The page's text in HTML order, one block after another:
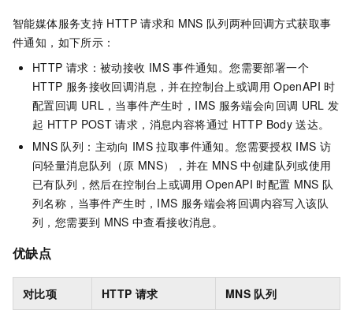
智能媒体服务支持 HTTP 请求和 MNS 队列两种回调方式获取事
件通知，如下所示：
HTTP 请求：被动接收 IMS 事件通知。您需要部署一个
HTTP 服务接收回调消息，并在控制台上或调用 OpenAPI 时
配置回调 URL，当事件产生时，IMS 服务端会向回调 URL 发
起 HTTP POST 请求，消息内容将通过 HTTP Body 送达。
MNS 队列：主动向 IMS 拉取事件通知。您需要授权 IMS 访
问轻量消息队列（原 MNS） ，并在 MNS 中创建队列或使用
已有队列，然后在控制台上或调用 OpenAPI 时配置 MNS 队
列名称，当事件产生时，IMS 服务端会将回调内容写入该队
列，您需要到 MNS 中查看接收消息。
优缺点
对比项 HTTP 请求 MNS 队列